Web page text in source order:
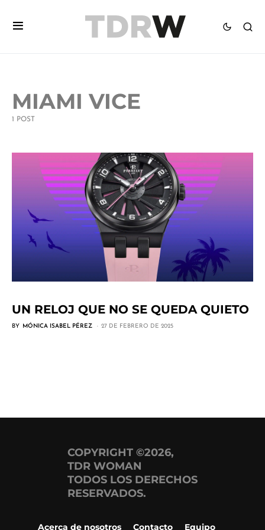
MIAMI VICE
1 POST
UN RELOJ QUE NO SE QUEDA QUIETO
BY MÓNICA ISABEL PÉREZ 27 DE FEBRERO DE 2025
COPYRIGHT ©2026,
TDR WOMAN
TODOS LOS DERECHOS
RESERVADOS.
Acerca de nosotros Contacto Equipo